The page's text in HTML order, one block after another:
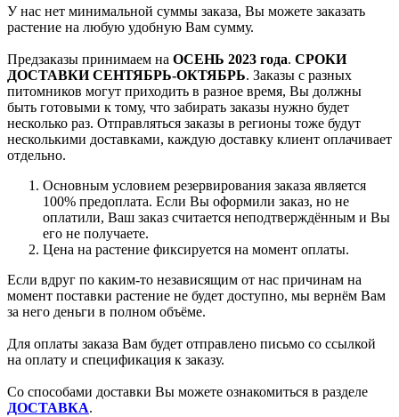
У нас нет минимальной суммы заказа, Вы можете заказать
растение на любую удобную Вам сумму.
Предзаказы принимаем на ОСЕНЬ 2023 года. СРОКИ
ДОСТАВКИ СЕНТЯБРЬ-ОКТЯБРЬ. Заказы с разных
питомников могут приходить в разное время, Вы должны
быть готовыми к тому, что забирать заказы нужно будет
несколько раз. Отправляться заказы в регионы тоже будут
несколькими доставками, каждую доставку клиент оплачивает
отдельно.
Основным условием резервирования заказа является
100% предоплата. Если Вы оформили заказ, но не
оплатили, Ваш заказ считается неподтверждённым и Вы
его не получаете.
Цена на растение фиксируется на момент оплаты.
Если вдруг по каким-то независящим от нас причинам на
момент поставки растение не будет доступно, мы вернём Вам
за него деньги в полном объёме.
Для оплаты заказа Вам будет отправлено письмо со ссылкой
на оплату и спецификация к заказу.
Со способами доставки Вы можете ознакомиться в разделе
ДОСТАВКА.